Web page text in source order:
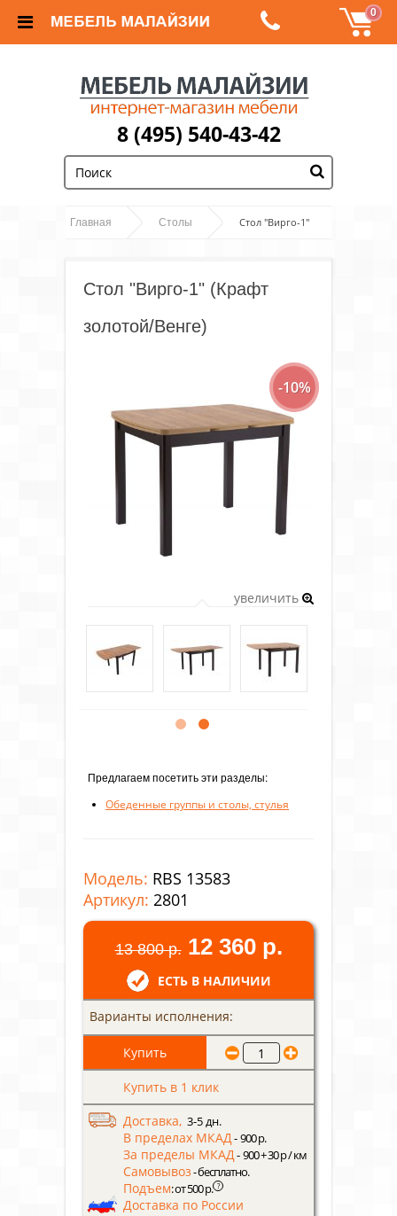
0
8 (495) 540-43-42
Главная Столы Стол "Вирго-1"
Стол "Вирго-1" (Крафт
золотой/Венге)
-10%
увеличить
Предлагаем посетить эти разделы:
Обеденные группы и столы, стулья
Модель: RBS 13583
Артикул: 2801
13 800 р. 12 360 р.
ЕСТЬ В НАЛИЧИИ
Варианты исполнения:
Купить в 1 клик
Доставка, 3-5 дн.
В пределах МКАД- 900 р.
За пределы МКАД- 900 + 30 р / км
Самовывоз- бесплатно.
Подъем: от 500 р. ?
Доставка по России